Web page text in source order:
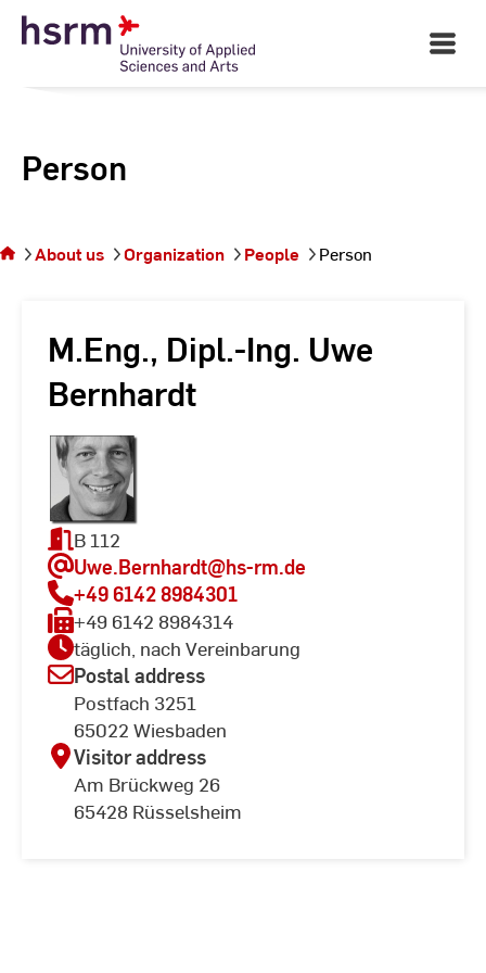
Skip
Open
Main
Person
the
About us Organization People Person
M.Eng., Dipl.-Ing. Uwe
Bernhardt
B 112
Uwe.Bernhardt@hs-rm.de
+49 6142 8984301
+49 6142 8984314
täglich, nach Vereinbarung
Postal address
Postfach 3251
65022 Wiesbaden
Visitor address
Am Brückweg 26
65428 Rüsselsheim